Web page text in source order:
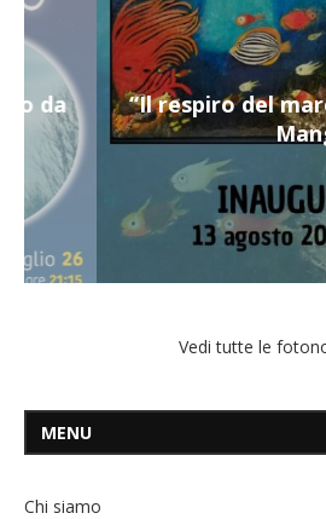
“Il respiro del mare”,
Vedi tutte le
MENU
Chi siamo